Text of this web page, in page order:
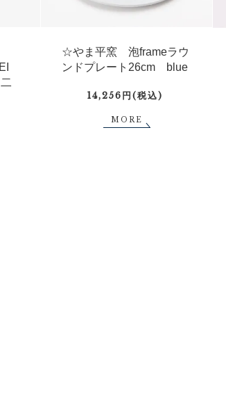
☆やま平窯 泡frameラウ
ンドプレート26cm blue
14,256円(税込)
MORE